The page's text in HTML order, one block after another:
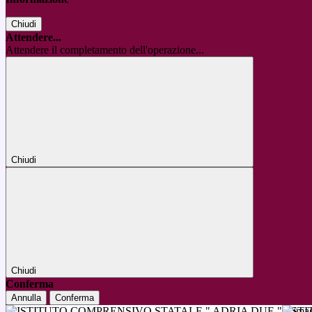
Chiudi
Attendere...
Attendere il completamento dell'operazione...
Chiudi
Chiudi
Conferma
Annulla Conferma